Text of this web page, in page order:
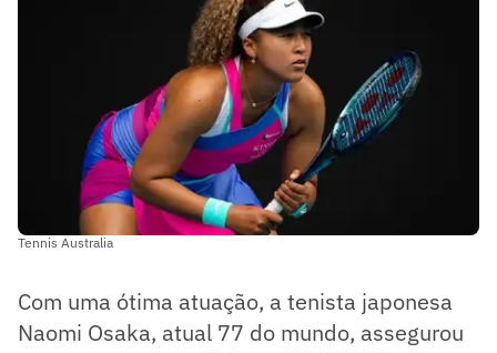
Tennis Australia
Com uma ótima atuação, a tenista japonesa
Naomi Osaka, atual 77 do mundo, assegurou